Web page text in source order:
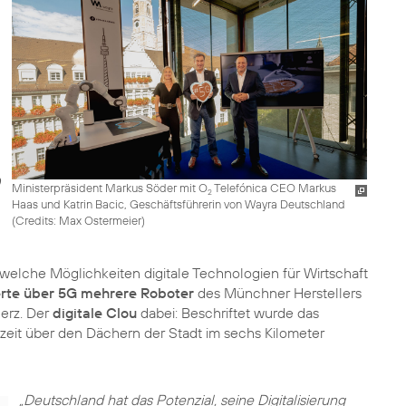
Ministerpräsident Markus Söder mit O2Telefónica CEO Markus
Haas und Katrin Bacic, Geschäftsführerin von Wayra Deutschland
(Credits: Max Ostermeier)
Möglichkeiten digitale Technologien für Wirtschaft
über 5G mehrere Roboter des Münchner Herstellers
Derdigitale Clou dabei: Beschriftet wurde das
über den Dächern der Stadt im sechs Kilometer
„Deutschland hat das Potenzial, seine Digitalisierung